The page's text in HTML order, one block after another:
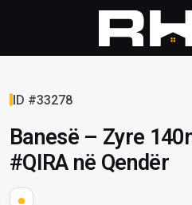
ID #33278
Banesë – Zyre
#QIRA në Qendër